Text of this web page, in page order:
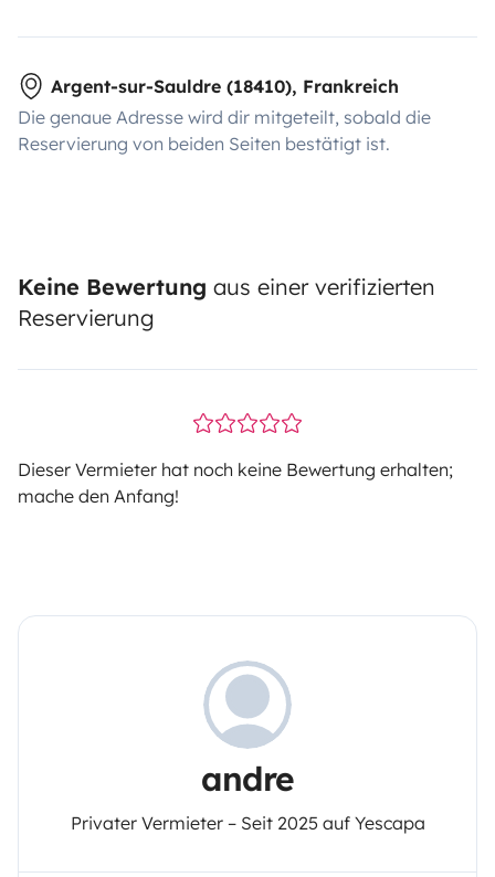
Argent-sur-Sauldre (18410), Frankreich
Die genaue Adresse wird dir mitgeteilt, sobald die
Reservierung von beiden Seiten bestätigt ist.
Keine Bewertung aus einer verifizierten
Reservierung
Dieser Vermieter hat noch keine Bewertung erhalten;
mache den Anfang!
andre
Privater Vermieter – Seit 2025 auf Yescapa